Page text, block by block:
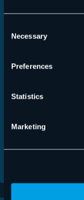
Selection
Necessary
Preferences
Statistics
Marketing
Talent Pool von
Datenschutz
Ja, ich habe die
Friendly